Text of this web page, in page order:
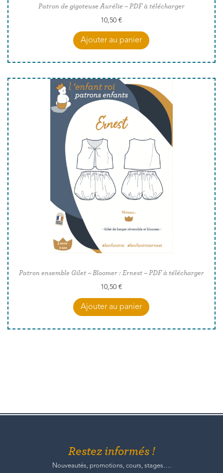
Patron de gigoteuse Aurélie – PDF à télécharger
10,50€
Ajouter au panier
Patron ensemble Gilet – Bloomer : Ernest – PDF à télécharger
10,50€
Ajouter au panier
Restez informés !
Nouveautés, promotions, cours, stages….